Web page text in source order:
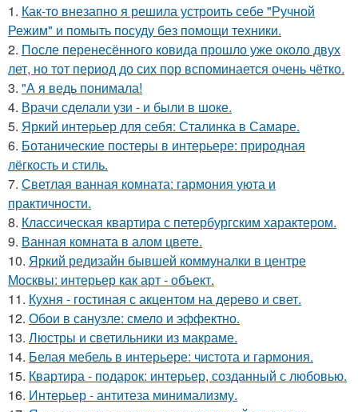
1. Как-то внезапно я решила устроить себе "Ручной
Режим" и помыть посуду без помощи техники.
2. После перенесённого ковида прошло уже около двух
лет, но тот период до сих пор вспоминается очень чётко.
3. "А я ведь понимала!
4. Врачи сделали узи - и были в шоке.
5. Яркий интерьер для себя: Сталинка в Самаре.
6. Ботанические постеры в интерьере: природная
лёгкость и стиль.
7. Светлая ванная комната: гармония уюта и
практичности.
8. Классическая квартира с петербургским характером.
9. Ванная комната в алом цвете.
10. Яркий редизайн бывшей коммуналки в центре
Москвы: интерьер как арт - объект.
11. Кухня - гостиная с акцентом на дерево и свет.
12. Обои в санузле: смело и эффектно.
13. Люстры и светильники из макраме.
14. Белая мебель в интерьере: чистота и гармония.
15. Квартира - подарок: интерьер, созданный с любовью.
16. Интерьер - антитеза минимализму.